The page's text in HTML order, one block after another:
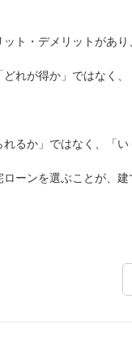
ット・デメリットがあ
どれが得か」ではなく
れるか」ではなく、「
ローンを選ぶことが、